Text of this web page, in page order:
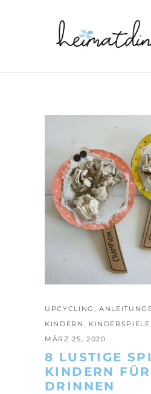
UPCYCLING ,
KINDERN , KINDERSPIELE,
MÄRZ 25, 2020
8 LUSTIGE
KINDERN FÜR
DRINNEN